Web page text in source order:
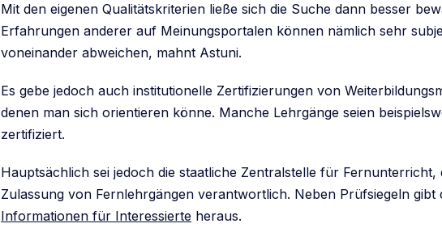
Mit den eigenen Qualitätskriterien ließe sich die Suche dann besser
Erfahrungen anderer auf Meinungsportalen können nämlich sehr
voneinander abweichen, mahnt Astuni.
Es gebe jedoch auch institutionelle Zertifizierungen von
denen man sich orientieren könne. Manche Lehrgänge seien
zertifiziert.
Hauptsächlich sei jedoch die staatliche Zentralstelle für Fernunterricht,
Zulassung von Fernlehrgängen verantwortlich. Neben Prüfsiegeln gibt
Informationen für Interessierte heraus.